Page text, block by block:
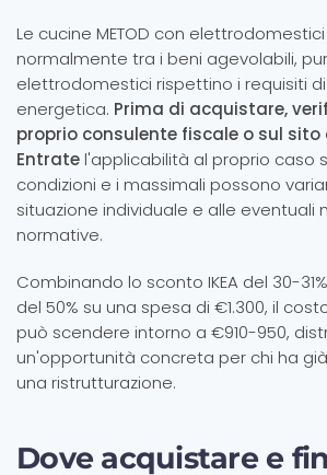
Le cucine METOD con
normalmente tra i beni agevolabili,
elettrodomestici rispettino i requisiti
energetica. Prima di acquistare,
proprio consulente fiscale o sul sito
Entratel'applicabilità al proprio caso
condizioni e i massimali possono
situazione individuale e alle eventuali
normative.
Combinando lo sconto IKEA del 30-
del 50% su una spesa di €1.300, il
può scendere intorno a €910-950,
un'opportunità concreta per chi ha
una ristrutturazione.
Dove acquistare e